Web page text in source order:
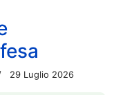
29 Luglio 2026